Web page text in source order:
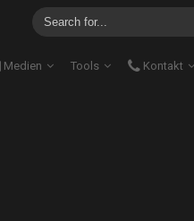
Medien Tools Kontakt